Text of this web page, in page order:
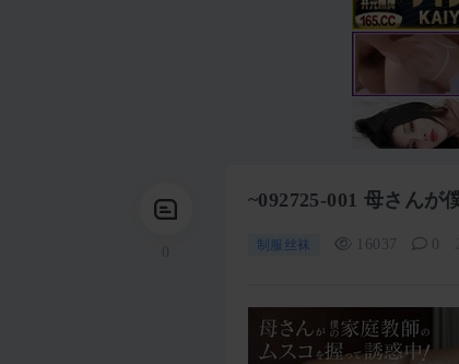
~092725-001 母さんが
制服丝袜 16037 0